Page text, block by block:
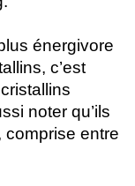
énergivore
c’est
noter qu’ils
entre